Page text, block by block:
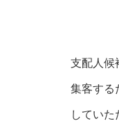
支配人候
集客する
してい